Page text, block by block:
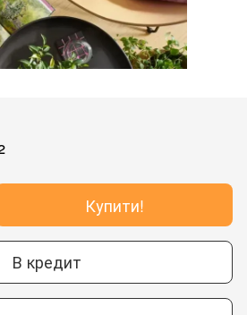
Купити!
В кредит